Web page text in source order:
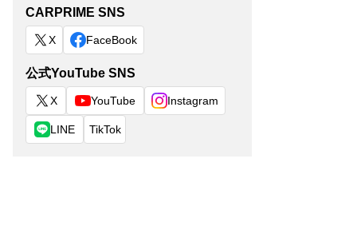
CARPRIME SNS
X FaceBook
公式YouTube SNS
X YouTube Instagram
LINE TikTok